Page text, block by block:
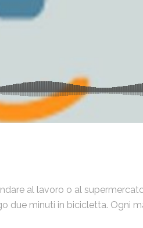
al lavoro o al
due minuti in bicicletta. Ogni